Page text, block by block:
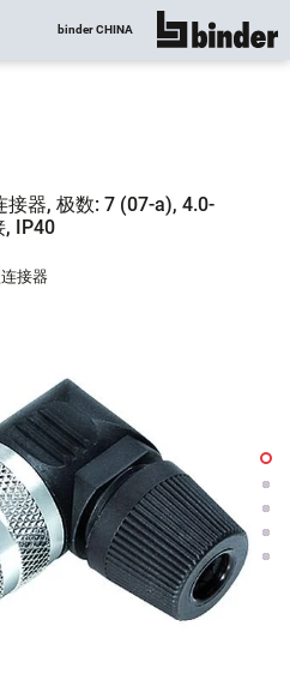
binder CHINA 显示所有
器, 极数: 7 (07-a), 4.0-
, IP40
接器